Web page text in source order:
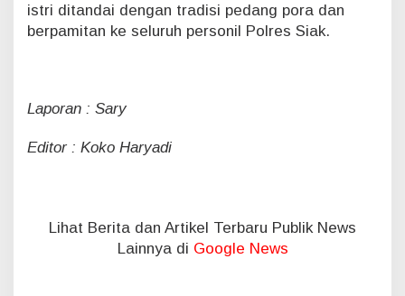
istri ditandai dengan tradisi pedang pora dan
berpamitan ke seluruh personil Polres Siak.
Laporan : Sary
Editor : Koko Haryadi
Lihat Berita dan Artikel Terbaru Publik News
Lainnya di Google News